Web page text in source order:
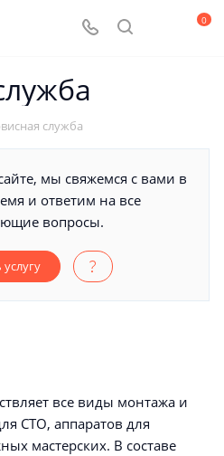
0
служба
мы свяжемся с вами в
и ответим на все
вопросы.
услугу
все виды монтажа и
СТО, аппаратов для
мастерских. В составе